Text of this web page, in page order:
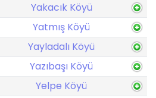
Yakacık Köyü
Yatmış Köyü
Yayladalı Köyü
Yazıbaşı Köyü
Yelpe Köyü